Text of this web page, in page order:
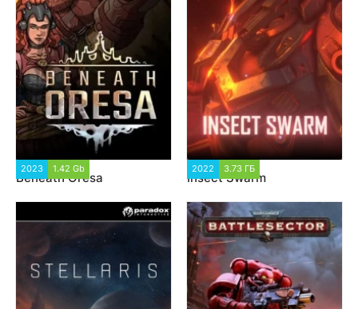
2023 1.42 Gb
Beneath Oresa
2022 3.73 ГБ
Insect Swarm